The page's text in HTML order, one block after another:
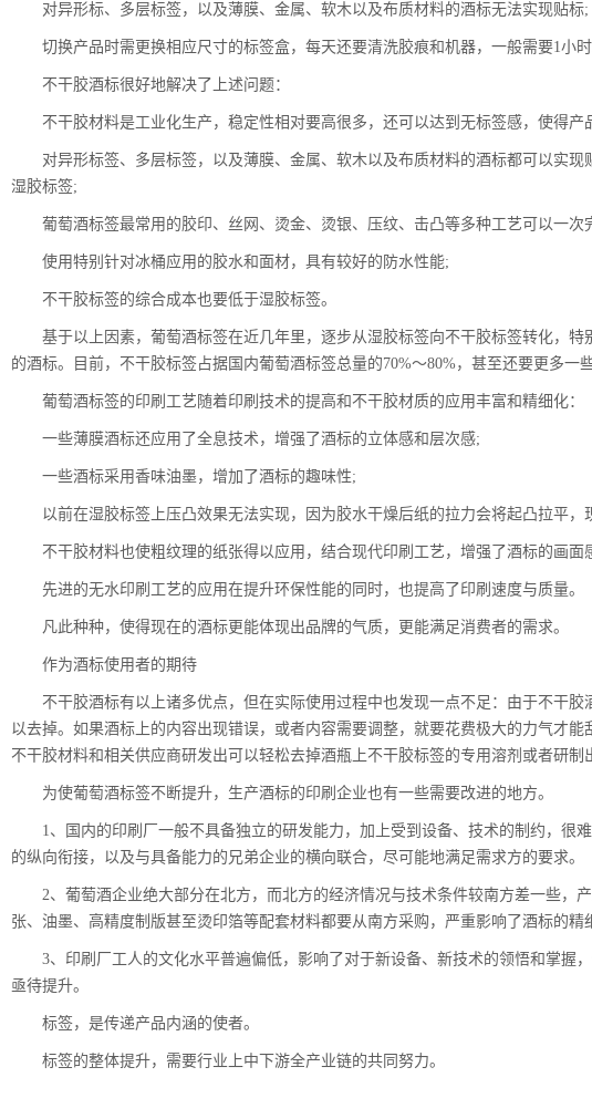
对异形标、多层标签，以及薄膜、金属、软木以及布质材料的酒标无法实现贴标;
切换产品时需更换相应尺寸的标签盒，每天还要清洗胶痕和机器，一般需要1小时
不干胶酒标很好地解决了上述问题：
不干胶材料是工业化生产，稳定性相对要高很多，还可以达到无标签感，使得产
对异形标签、多层标签，以及薄膜、金属、软木以及布质材料的酒标都可以实现
湿胶标签;
葡萄酒标签最常用的胶印、丝网、烫金、烫银、压纹、击凸等多种工艺可以一次
使用特别针对冰桶应用的胶水和面材，具有较好的防水性能;
不干胶标签的综合成本也要低于湿胶标签。
基于以上因素，葡萄酒标签在近几年里，逐步从湿胶标签向不干胶标签转化，特
的酒标。目前，不干胶标签占据国内葡萄酒标签总量的70%～80%，甚至还要更多一些
葡萄酒标签的印刷工艺随着印刷技术的提高和不干胶材质的应用丰富和精细化：
一些薄膜酒标还应用了全息技术，增强了酒标的立体感和层次感;
一些酒标采用香味油墨，增加了酒标的趣味性;
以前在湿胶标签上压凸效果无法实现，因为胶水干燥后纸的拉力会将起凸拉平，
不干胶材料也使粗纹理的纸张得以应用，结合现代印刷工艺，增强了酒标的画面
先进的无水印刷工艺的应用在提升环保性能的同时，也提高了印刷速度与质量。
凡此种种，使得现在的酒标更能体现出品牌的气质，更能满足消费者的需求。
作为酒标使用者的期待
不干胶酒标有以上诸多优点，但在实际使用过程中也发现一点不足：由于不干胶
以去掉。如果酒标上的内容出现错误，或者内容需要调整，就要花费极大的力气才
不干胶材料和相关供应商研发出可以轻松去掉酒瓶上不干胶标签的专用溶剂或者研制
为使葡萄酒标签不断提升，生产酒标的印刷企业也有一些需要改进的地方。
1、国内的印刷厂一般不具备独立的研发能力，加上受到设备、技术的制约，很
的纵向衔接，以及与具备能力的兄弟企业的横向联合，尽可能地满足需求方的要求。
2、葡萄酒企业绝大部分在北方，而北方的经济情况与技术条件较南方差一些，
张、油墨、高精度制版甚至烫印箔等配套材料都要从南方采购，严重影响了酒标的精
3、印刷厂工人的文化水平普遍偏低，影响了对于新设备、新技术的领悟和掌握
亟待提升。
标签，是传递产品内涵的使者。
标签的整体提升，需要行业上中下游全产业链的共同努力。